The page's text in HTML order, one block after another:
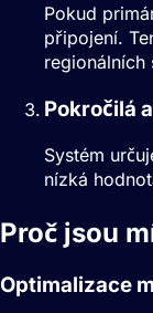
Pokud
připojení.
Pokročilá
Systém
nízká
Proč jsou
Optimalizace